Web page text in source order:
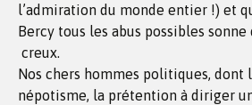
l’admiration du monde entier !) et
Bercy tous les abus possibles sonne
creux.
Nos chers hommes politiques, dont
népotisme, la prétention à diriger